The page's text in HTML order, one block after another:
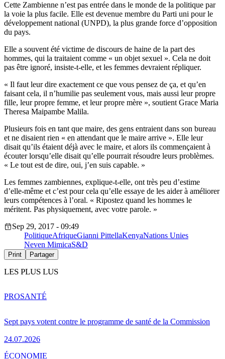
Cette Zambienne n’est pas entrée dans le monde de la politique par
la voie la plus facile. Elle est devenue membre du Parti uni pour le
développement national (UNPD), la plus grande force d’opposition
du pays.
Elle a souvent été victime de discours de haine de la part des
hommes, qui la traitaient comme « un objet sexuel ». Cela ne doit
pas être ignoré, insiste-t-elle, et les femmes devraient répliquer.
« Il faut leur dire exactement ce que vous pensez de ça, et qu’en
faisant cela, il n’humilie pas seulement vous, mais aussi leur propre
fille, leur propre femme, et leur propre mère », soutient Grace Maria
Theresa Maipambe Malila.
Plusieurs fois en tant que maire, des gens entraient dans son bureau
et ne disaient rien « en attendant que le maire arrive ». Elle leur
disait qu’ils étaient déjà avec le maire, et alors ils commençaient à
écouter lorsqu’elle disait qu’elle pourrait résoudre leurs problèmes.
« Le tout est de dire, oui, j’en suis capable. »
Les femmes zambiennes, explique-t-elle, ont très peu d’estime
d’elle-même et c’est pour cela qu’elle essaye de les aider à améliorer
leurs compétences à l’oral. « Ripostez quand les hommes le
méritent. Pas physiquement, avec votre parole. »
Sep 29, 2017 - 09:49
PolitiqueAfriqueGianni PittellaKenyaNations Unies
Neven MimicaS&D
Print Partager
LES PLUS LUS
Sept pays votent contre le programme de santé de la Commission
24.07.2026
PROSANTÉ
ÉCONOMIE